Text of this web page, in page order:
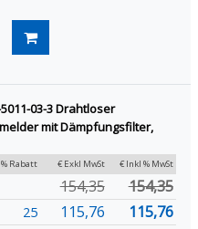
03-3 Drahtloser
mit Dämpfungsfilter,
% Rabatt € Exkl MwSt € Inkl % MwSt
154,35 154,35
25 115,76 115,76